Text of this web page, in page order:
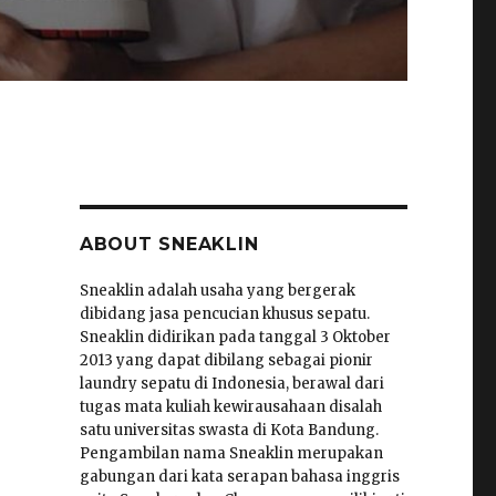
ABOUT SNEAKLIN
Sneaklin adalah usaha yang bergerak
dibidang jasa pencucian khusus sepatu.
Sneaklin didirikan pada tanggal 3 Oktober
2013 yang dapat dibilang sebagai pionir
laundry sepatu di Indonesia, berawal dari
tugas mata kuliah kewirausahaan disalah
satu universitas swasta di Kota Bandung.
Pengambilan nama Sneaklin merupakan
gabungan dari kata serapan bahasa inggris